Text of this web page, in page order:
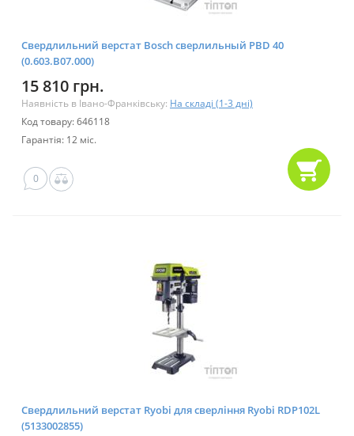
Свердлильний верстат Bosch сверлильный PBD 40
(0.603.B07.000)
15 810 грн.
Наявність в Івано-Франківську: На складі (1-3 дні)
Код товару: 646118
Гарантія: 12 міс.
0
Свердлильний верстат Ryobi для сверління Ryobi RDP102L
(5133002855)